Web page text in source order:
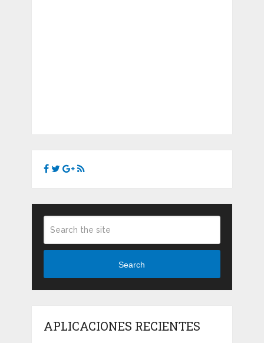
Search
APLICACIONES RECIENTES